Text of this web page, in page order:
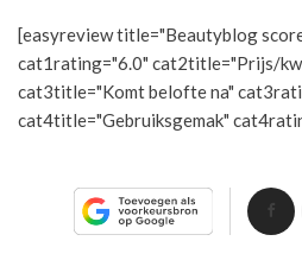
[easyreview title="Beautyblog
cat1rating="6.0" cat2title="Prijs/
cat3title="Komt belofte na"
cat4title="Gebruiksgemak"